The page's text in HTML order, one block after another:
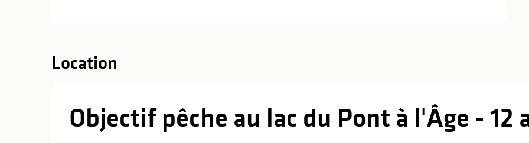
Location
Objectif pêche au lac du Pont à l'Âge - 12